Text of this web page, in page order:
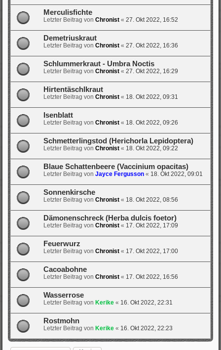
Merculisfichte
Letzter Beitrag von Chronist « 27. Okt 2022, 16:52
Demetriuskraut
Letzter Beitrag von Chronist « 27. Okt 2022, 16:36
Schlummerkraut - Umbra Noctis
Letzter Beitrag von Chronist « 27. Okt 2022, 16:29
Hirtentäschlkraut
Letzter Beitrag von Chronist « 18. Okt 2022, 09:31
Isenblatt
Letzter Beitrag von Chronist « 18. Okt 2022, 09:26
Schmetterlingstod (Herichorla Lepidoptera)
Letzter Beitrag von Chronist « 18. Okt 2022, 09:22
Blaue Schattenbeere (Vaccinium opacitas)
Letzter Beitrag von Jayce Fergusson « 18. Okt 2022, 09:01
Sonnenkirsche
Letzter Beitrag von Chronist « 18. Okt 2022, 08:56
Dämonenschreck (Herba dulcis foetor)
Letzter Beitrag von Chronist « 17. Okt 2022, 17:09
Feuerwurz
Letzter Beitrag von Chronist « 17. Okt 2022, 17:00
Cacoabohne
Letzter Beitrag von Chronist « 17. Okt 2022, 16:56
Wasserrose
Letzter Beitrag von Kerike « 16. Okt 2022, 22:31
Rostmohn
Letzter Beitrag von Kerike « 16. Okt 2022, 22:23